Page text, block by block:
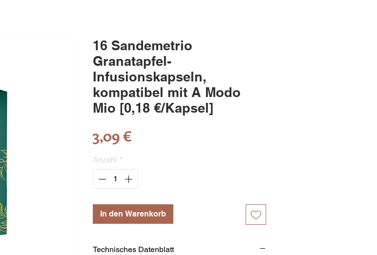
16 Sandemetrio
Granatapfel-
Infusionskapseln,
kompatibel mit A Modo
Mio [0,18 €/Kapsel]
3,09 €
Anzahl *
In den Warenkorb
Technisches Datenblatt